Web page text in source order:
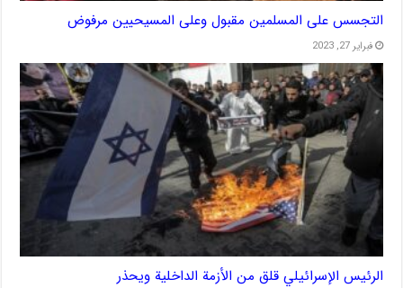
التجسس على المسلمين مقبول وعلى المسيحيين مرفوض
فبراير 27, 2023
الرئيس الإسرائيلي قلق من الأزمة الداخلية ويحذر